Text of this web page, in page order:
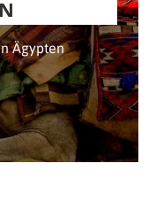
Ägypten